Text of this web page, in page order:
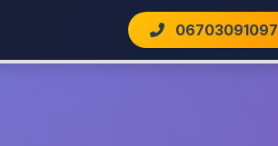
06703091097